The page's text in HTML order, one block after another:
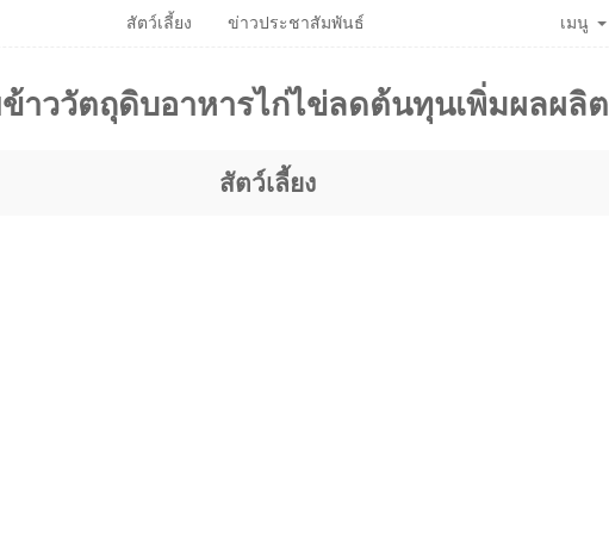
าววัตถุดิบอาหารไก่ไข่ลดต้นทุนเพิ่มผลผลิต
สัตว์เลี้ยง
สัตว์เลี้ยง ข่าวประชาสัมพันธ์ เมนู